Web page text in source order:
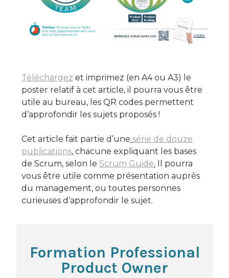
Téléchargez et imprimez (en A4 ou A3) le
poster relatif à cet article, il pourra vous être
utile au bureau, les QR codes permettent
d’approfondir les sujets proposés !
Cet article fait partie d’une série de douze
publications, chacune expliquant les bases
de Scrum, selon le Scrum Guide. Il pourra
vous être utile comme présentation auprès
du management, ou toutes personnes
curieuses d’approfondir le sujet.
Formation Professional
Product Owner